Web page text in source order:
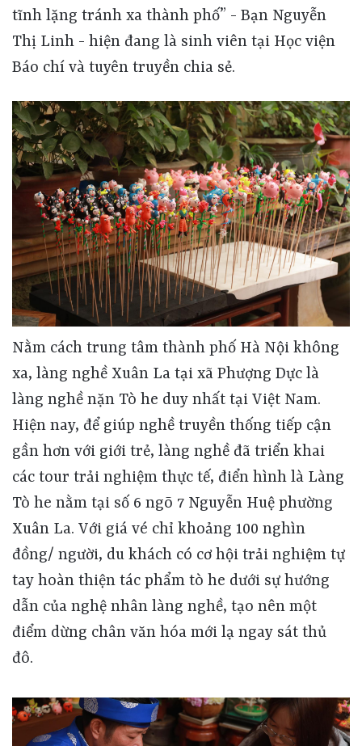
Nằm cách trung tâm thành phố Hà Nội không xa, làng nghề Xuân La tại xã Phượng Dực là làng nghề nặn Tò he duy nhất tại Việt Nam. Hiện nay, để giúp nghề truyền thống tiếp cận gần hơn với giới trẻ, làng nghề đã triển khai các tour trải nghiệm thực tế, điển hình là Làng Tò he nằm tại số 6 ngõ 7 Nguyễn Huệ phường Xuân La. Với giá vé chỉ khoảng 100 nghìn đồng/ người, du khách có cơ hội trải nghiệm tự tay hoàn thiện tác phẩm tò he dưới sự hướng dẫn của nghệ nhân làng nghề, tạo nên một điểm dừng chân văn hóa mới lạ ngay